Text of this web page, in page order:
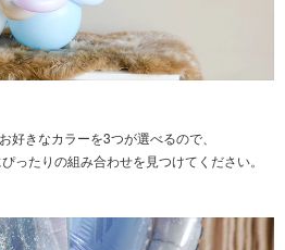
好きなカラーを3つが選べるので、
ったりの組み合わせを見つけてください。